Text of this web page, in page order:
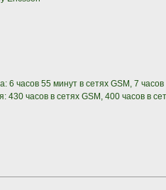
6 часов 55 минут в сетях GSM, 7 часов
часов в сетях GSM, 400 часов в